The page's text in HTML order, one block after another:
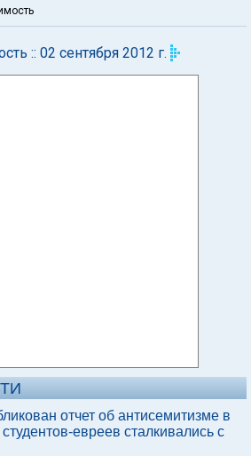
:: 02 сентября 2012 г.
отчет об антисемитизме в
евреев сталкивались с